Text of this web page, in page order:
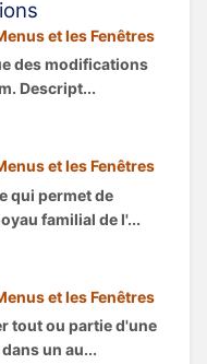
et les Fenêtres
des modifications
Descript...
et les Fenêtres
qui permet de
familial de l'...
et les Fenêtres
tout ou partie d'une
un au...